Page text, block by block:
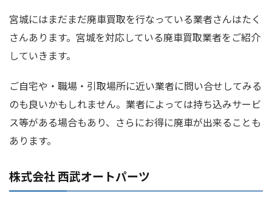
宮城にはまだまだ廃車買取を行なっている業者さんはたく
さんあります。宮城を対応している廃車買取業者をご紹介
していきます。
ご自宅や・職場・引取場所に近い業者に問い合せしてみる
のも良いかもしれません。業者によっては持ち込みサービ
ス等がある場合もあり、さらにお得に廃車が出来ることも
あります。
株式会社 西武オートパーツ